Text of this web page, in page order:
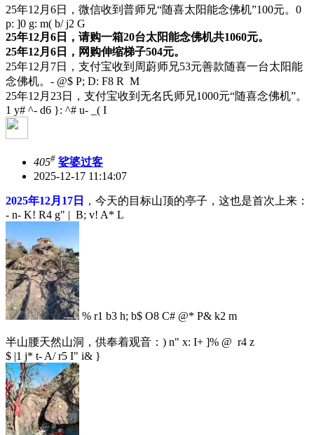
25年12月6日，微信收到普师兄“随喜太阳能念佛机”100元。 0
p: ]0 g: m( b/ j2 G
25年12月6日，请购一箱20台太阳能念佛机共1060元。
25年12月6日，网购伸缩梯子504元。
25年12月7日，支付宝收到周蔚师兄53元善款随喜一台太阳能
念佛机。 - @$ P; D: F8 R M
25年12月23日，支付宝收到无名氏师兄1000元“随喜念佛机”。
1 y# ^- d6 }: ^# u- _( I
405# 娑婆过客
2025-12-17 11:14:07
2025年12月17日
，今天的目标山顶的亭子，这也是首次上来：
- n- K! R4 g" | B; v! A* L
% r1 b3 h; b$ O8 C# @* P& k2 m
半山腰天然山洞，供奉着观音： ) n" x: I+ ]% @ r4 z
$ |1 j* t- A/ r5 I" i& }